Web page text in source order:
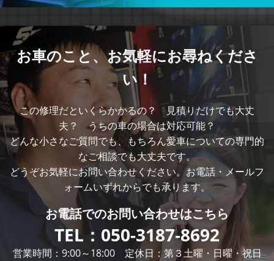
お車のこと、お気軽にお尋ねくださ
い！
この修理だといくらかかるの？ 見積りだけでも大丈
夫？ うちの車の場合は対応可能？
どんな小さなご質問でも、もちろん愛車についての専門的
なご相談でも大丈夫です。
どうぞお気軽にお問い合わせください。お電話・メールフ
ォームいずれからでも承ります。
お電話でのお問い合わせはこちら
TEL： 050-3187-8692
営業時間：9:00～18:00 定休日：第３土曜・日曜・祝日